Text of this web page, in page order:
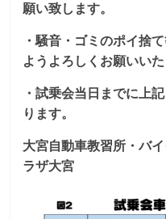
願い致します。
・騒音・ゴミのポイ捨
ようよろしくお願いいた
・試乗会当日までに上
ります。
大宮自動車教習所・バ
ラザ大宮